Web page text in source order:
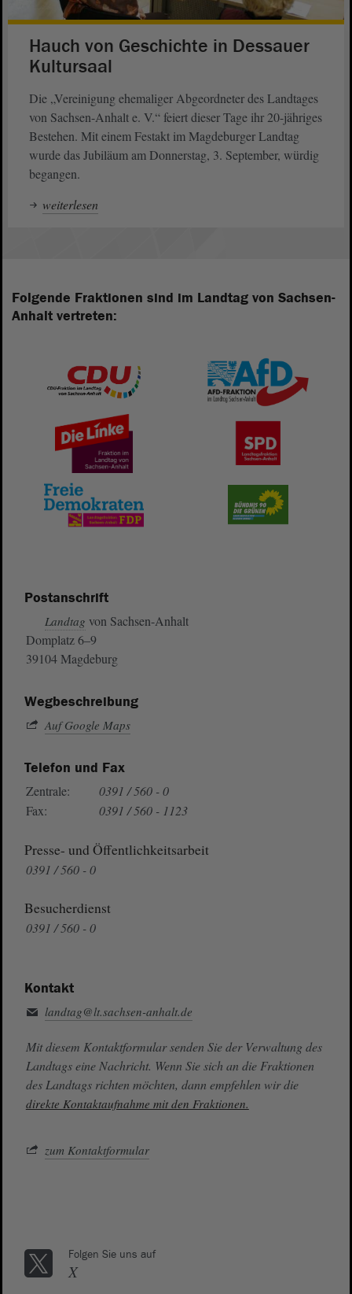
Hauch von Geschichte in Dessauer
Kultursaal
Die „Vereinigung ehemaliger Abgeordneter des Landtages
von Sachsen-Anhalt e. V.“ feiert dieser Tage ihr 20-jähriges
Bestehen. Mit einem Festakt im Magdeburger Landtag
wurde das Jubiläum am Donnerstag, 3. September, würdig
begangen.
weiterlesen
Folgende Fraktionen sind im Landtag von Sachsen-
Anhalt vertreten:
Postanschrift
Landtag von Sachsen-Anhalt
Domplatz 6–9
39104 Magdeburg
Wegbeschreibung
Auf Google Maps
Telefon und Fax
Zentrale:
0391 / 560 - 0
Fax:
0391 / 560 - 1123
Presse- und Öffentlichkeitsarbeit
0391 / 560 - 0
Besucherdienst
0391 / 560 - 0
Kontakt
landtag@lt.sachsen-anhalt.de
Mit diesem Kontaktformular senden Sie der Verwaltung des
Landtags eine Nachricht. Wenn Sie sich an die Fraktionen
des Landtags richten möchten, dann empfehlen wir die
direkte Kontaktaufnahme mit den Fraktionen.
zum Kontaktformular
Folgen Sie uns auf
X